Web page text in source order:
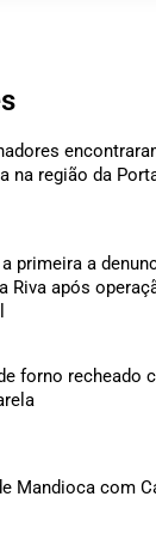
na região da
a primeira a
Riva após
forno recheado
Mandioca com